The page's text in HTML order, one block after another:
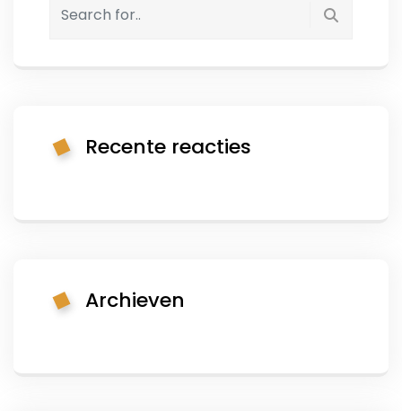
Recente reacties
Archieven